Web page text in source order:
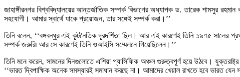
জাহাঙ্গীরনগর বিশ্ববিদ্যালয়ের আন্তর্জাতিক সম্পর্ক বিভাগের অধ্যাপক ড. তারেক শামসুর
সহযোগী। আমার স্বার্থে যাকে প্রয়োজন, তার সঙ্গেই সম্পর্ক করা।’’
তিনি বলেন, ‘‘বঙ্গবন্ধুর এই কূটনৈতিক দূরদর্শিতা ছিল। আর এই কারণেই তিনি ১৯৭৫ সালের
সম্পর্ক জরুরি৷ আর সে কারণেই তিনি ওআইসি সম্মেলনে গিয়েছিলেন।’’
তিনি মনে করেন, সামনের দিনগুলোতে এশিয়া প্যাসিফিক অঞ্চল গুরুত্বপূর্ণ হয়ে উঠবে।
‘‘ভারত দ্বিপাক্ষিক অনেক সমস্যারই সমাধান করছে না। আমাদের খেয়াল রাখতে হবে ভারত যেন